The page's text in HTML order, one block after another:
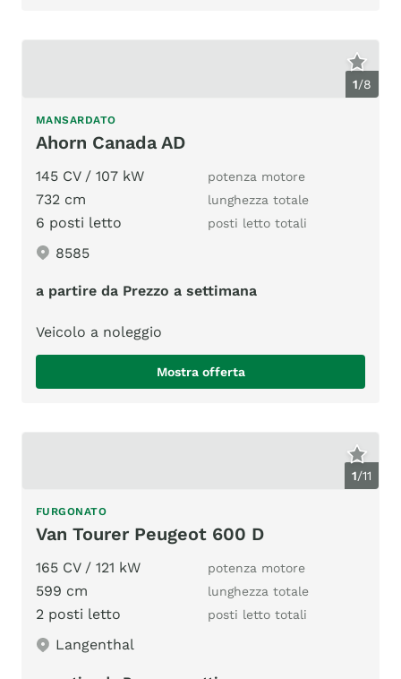
1/8
MANSARDATO
Ahorn Canada AD
145 CV / 107 kW potenza motore
732 cm lunghezza totale
6 posti letto posti letto totali
8585
a partire da Prezzo a settimana
Veicolo a noleggio
Mostra offerta
1/11
FURGONATO
Van Tourer Peugeot 600 D
165 CV / 121 kW potenza motore
599 cm lunghezza totale
2 posti letto posti letto totali
Langenthal